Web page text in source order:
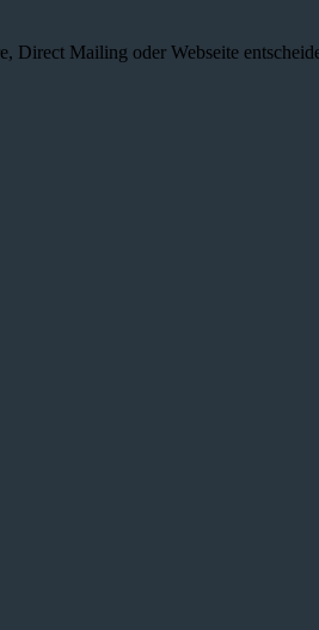
Direct Mailing oder Webseite